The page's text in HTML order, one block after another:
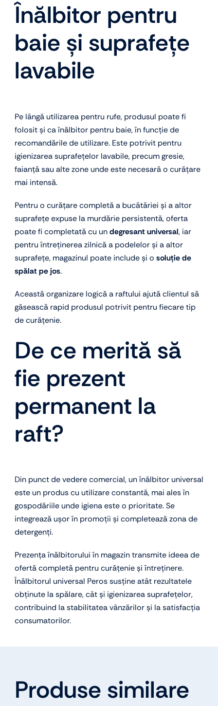
Înălbitor pentru
baie și suprafețe
lavabile
Pe lângă utilizarea pentru rufe, produsul poate fi
folosit și ca înălbitor pentru baie, în funcție de
recomandările de utilizare. Este potrivit pentru
igienizarea suprafețelor lavabile, precum gresie,
faianță sau alte zone unde este necesară o curățare
mai intensă.
Pentru o curățare completă a bucătăriei și a altor
suprafețe expuse la murdărie persistentă, oferta
poate fi completată cu undegresant universal, iar
pentru întreținerea zilnică a podelelor și a altor
suprafețe, magazinul poate include și o soluție de
spălat pe jos.
Această organizare logică a raftului ajută clientul să
găsească rapid produsul potrivit pentru fiecare tip
de curățenie.
De ce merită să
fie prezent
permanent la
raft?
Din punct de vedere comercial, un înălbitor universal
este un produs cu utilizare constantă, mai ales în
gospodăriile unde igiena este o prioritate. Se
integrează ușor în promoții și completează zona de
detergenți.
Prezența înălbitorului în magazin transmite ideea de
ofertă completă pentru curățenie și întreținere.
Înălbitorul universal Peros susține atât rezultatele
obținute la spălare, cât și igienizarea suprafețelor,
contribuind la stabilitatea vânzărilor și la satisfacția
consumatorilor.
Produse similare